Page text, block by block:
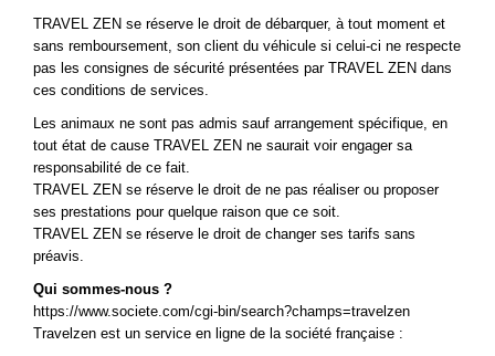
TRAVEL ZEN se réserve le droit de débarquer, à tout moment et
sans remboursement, son client du véhicule si celui‐ci ne respecte
pas les consignes de sécurité présentées par TRAVEL ZEN dans
ces conditions de services.
Les animaux ne sont pas admis sauf arrangement spécifique, en
tout état de cause TRAVEL ZEN ne saurait voir engager sa
responsabilité de ce fait.
TRAVEL ZEN se réserve le droit de ne pas réaliser ou proposer
ses prestations pour quelque raison que ce soit.
TRAVEL ZEN se réserve le droit de changer ses tarifs sans
préavis.
Qui sommes-nous ?
https://www.societe.com/cgi-bin/search?champs=travelzen
Travelzen est un service en ligne de la société française :